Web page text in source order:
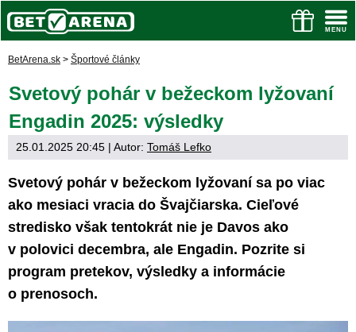
BetArena.sk > Športové články
Svetový pohár v bežeckom lyžovaní
Engadin 2025: výsledky
25.01.2025 20:45 | Autor: Tomáš Lefko
Svetový pohár v bežeckom lyžovaní sa po viac
ako mesiaci vracia do Švajčiarska. Cieľové
stredisko však tentokrát nie je Davos ako
v polovici decembra, ale Engadin. Pozrite si
program pretekov, výsledky a informácie
o prenosoch.